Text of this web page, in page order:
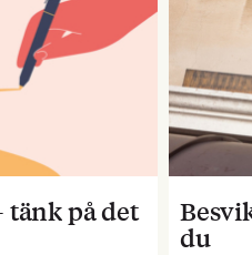
på det
du